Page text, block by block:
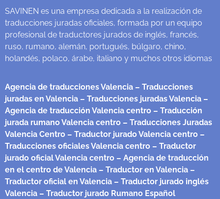
SAVINEN es una empresa dedicada a la realización de
traducciones juradas oficiales, formada por un equipo
profesional de traductores jurados de inglés, francés,
ruso, rumano, alemán, portugués, búlgaro, chino,
holandés, polaco, árabe, italiano y muchos otros idiomas
Agencia de traducciones Valencia – Traducciones
juradas en Valencia – Traducciones juradas Valencia –
Agencia de traducción Valencia centro – Traducción
jurada rumano Valencia centro – Traducciones Juradas
Valencia Centro – Traductor jurado Valencia centro –
Traducciones oficiales Valencia centro – Traductor
jurado oficial Valencia centro – Agencia de traducción
en el centro de Valencia – Traductor en Valencia –
Traductor oficial en Valencia – Traductor jurado inglés
Valencia – Traductor jurado Rumano Español